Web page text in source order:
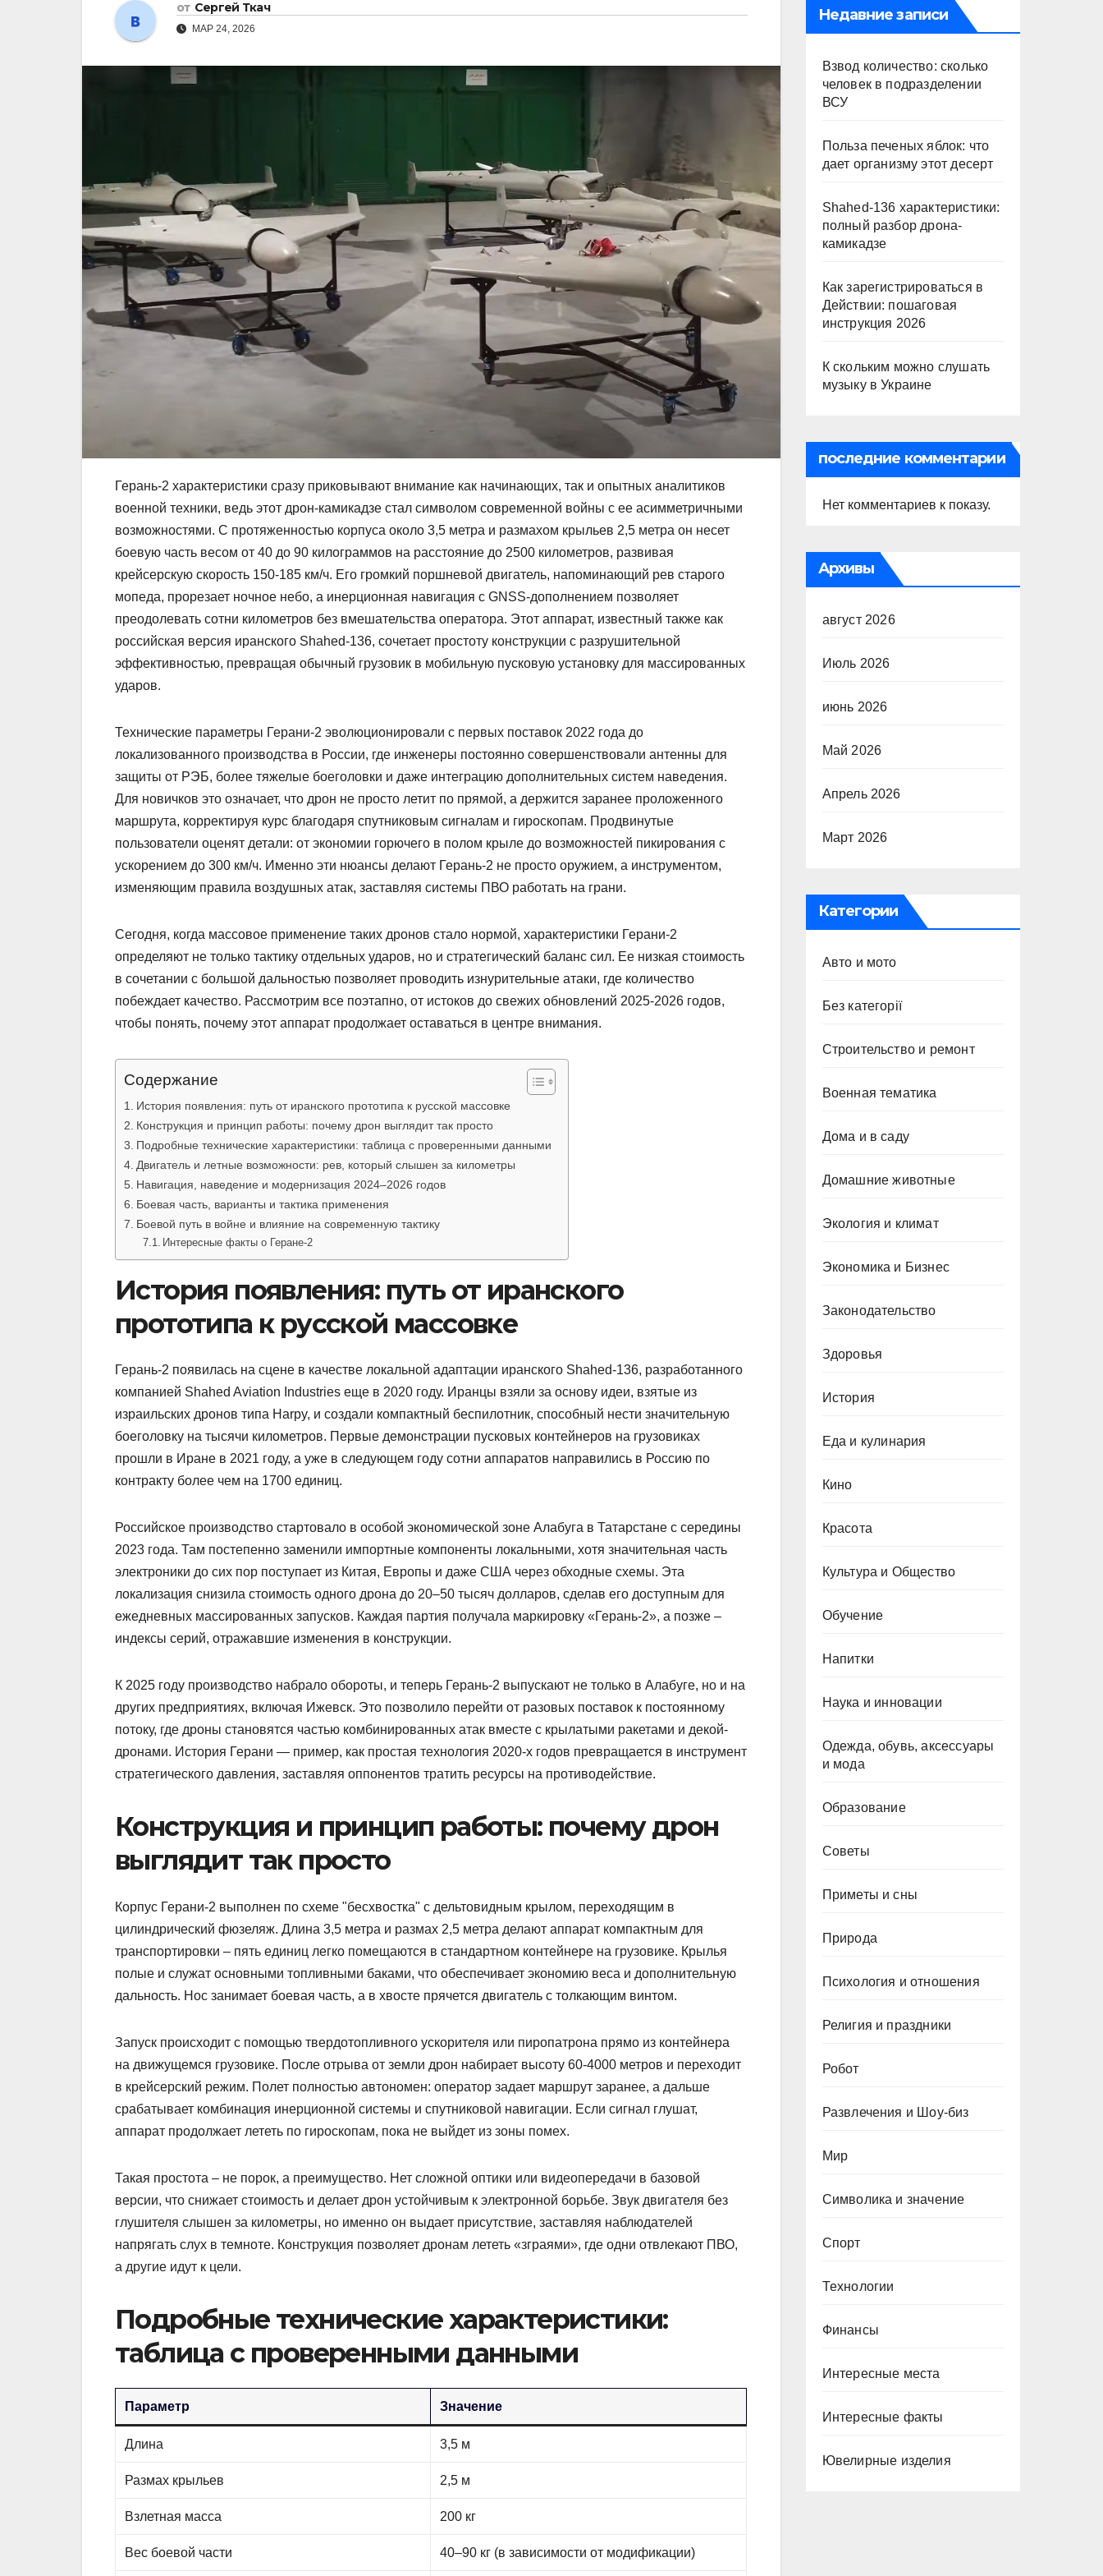
от Сергей Ткач
МАР 24, 2026
Герань-2 характеристики сразу приковывают внимание как начинающих, так и опытных аналитиков
военной техники, ведь этот дрон-камикадзе стал символом современной войны с ее асимметричными
возможностями. С протяженностью корпуса около 3,5 метра и размахом крыльев 2,5 метра он несет
боевую часть весом от 40 до 90 килограммов на расстояние до 2500 километров, развивая
крейсерскую скорость 150-185 км/ч. Его громкий поршневой двигатель, напоминающий рев старого
мопеда, прорезает ночное небо, а инерционная навигация с GNSS-дополнением позволяет
преодолевать сотни километров без вмешательства оператора. Этот аппарат, известный также как
российская версия иранского Shahed-136, сочетает простоту конструкции с разрушительной
эффективностью, превращая обычный грузовик в мобильную пусковую установку для массированных
ударов.
Технические параметры Герани-2 эволюционировали с первых поставок 2022 года до
локализованного производства в России, где инженеры постоянно совершенствовали антенны для
защиты от РЭБ, более тяжелые боеголовки и даже интеграцию дополнительных систем наведения.
Для новичков это означает, что дрон не просто летит по прямой, а держится заранее проложенного
маршрута, корректируя курс благодаря спутниковым сигналам и гироскопам. Продвинутые
пользователи оценят детали: от экономии горючего в полом крыле до возможностей пикирования с
ускорением до 300 км/ч. Именно эти нюансы делают Герань-2 не просто оружием, а инструментом,
изменяющим правила воздушных атак, заставляя системы ПВО работать на грани.
Сегодня, когда массовое применение таких дронов стало нормой, характеристики Герани-2
определяют не только тактику отдельных ударов, но и стратегический баланс сил. Ее низкая стоимость
в сочетании с большой дальностью позволяет проводить изнурительные атаки, где количество
побеждает качество. Рассмотрим все поэтапно, от истоков до свежих обновлений 2025-2026 годов,
чтобы понять, почему этот аппарат продолжает оставаться в центре внимания.
Содержание
История появления: путь от иранского прототипа к русской массовке
Конструкция и принцип работы: почему дрон выглядит так просто
Подробные технические характеристики: таблица с проверенными данными
Двигатель и летные возможности: рев, который слышен за километры
Навигация, наведение и модернизация 2024–2026 годов
Боевая часть, варианты и тактика применения
Боевой путь в войне и влияние на современную тактику
Интересные факты о Геране-2
История появления: путь от иранского
прототипа к русской массовке
Герань-2 появилась на сцене в качестве локальной адаптации иранского Shahed-136, разработанного
компанией Shahed Aviation Industries еще в 2020 году. Иранцы взяли за основу идеи, взятые из
израильских дронов типа Harpy, и создали компактный беспилотник, способный нести значительную
боеголовку на тысячи километров. Первые демонстрации пусковых контейнеров на грузовиках
прошли в Иране в 2021 году, а уже в следующем году сотни аппаратов направились в Россию по
контракту более чем на 1700 единиц.
Российское производство стартовало в особой экономической зоне Алабуга в Татарстане с середины
2023 года. Там постепенно заменили импортные компоненты локальными, хотя значительная часть
электроники до сих пор поступает из Китая, Европы и даже США через обходные схемы. Эта
локализация снизила стоимость одного дрона до 20–50 тысяч долларов, сделав его доступным для
ежедневных массированных запусков. Каждая партия получала маркировку «Герань-2», а позже –
индексы серий, отражавшие изменения в конструкции.
К 2025 году производство набрало обороты, и теперь Герань-2 выпускают не только в Алабуге, но и на
других предприятиях, включая Ижевск. Это позволило перейти от разовых поставок к постоянному
потоку, где дроны становятся частью комбинированных атак вместе с крылатыми ракетами и декой-
дронами. История Герани — пример, как простая технология 2020-х годов превращается в инструмент
стратегического давления, заставляя оппонентов тратить ресурсы на противодействие.
Конструкция и принцип работы: почему дрон
выглядит так просто
Корпус Герани-2 выполнен по схеме "бесхвостка" с дельтовидным крылом, переходящим в
цилиндрический фюзеляж. Длина 3,5 метра и размах 2,5 метра делают аппарат компактным для
транспортировки – пять единиц легко помещаются в стандартном контейнере на грузовике. Крылья
полые и служат основными топливными баками, что обеспечивает экономию веса и дополнительную
дальность. Нос занимает боевая часть, а в хвосте прячется двигатель с толкающим винтом.
Запуск происходит с помощью твердотопливного ускорителя или пиропатрона прямо из контейнера
на движущемся грузовике. После отрыва от земли дрон набирает высоту 60-4000 метров и переходит
в крейсерский режим. Полет полностью автономен: оператор задает маршрут заранее, а дальше
срабатывает комбинация инерционной системы и спутниковой навигации. Если сигнал глушат,
аппарат продолжает лететь по гироскопам, пока не выйдет из зоны помех.
Такая простота – не порок, а преимущество. Нет сложной оптики или видеопередачи в базовой
версии, что снижает стоимость и делает дрон устойчивым к электронной борьбе. Звук двигателя без
глушителя слышен за километры, но именно он выдает присутствие, заставляя наблюдателей
напрягать слух в темноте. Конструкция позволяет дронам лететь «зграями», где одни отвлекают ПВО,
а другие идут к цели.
Подробные технические характеристики:
таблица с проверенными данными
Параметр Значение
Длина 3,5 м
Размах крыльев 2,5 м
Взлетная масса 200 кг
Вес боевой части 40–90 кг (в зависимости от модификации)
Недавние записи
Взвод количество: сколько
человек в подразделении
ВСУ
Польза печеных яблок: что
дает организму этот десерт
Shahed-136 характеристики:
полный разбор дрона-
камикадзе
Как зарегистрироваться в
Действии: пошаговая
инструкция 2026
К скольким можно слушать
музыку в Украине
последние комментарии
Нет комментариев к показу.
Архивы
август 2026
Июль 2026
июнь 2026
Май 2026
Апрель 2026
Март 2026
Категории
Авто и мото
Без категорії
Строительство и ремонт
Военная тематика
Дома и в саду
Домашние животные
Экология и климат
Экономика и Бизнес
Законодательство
Здоровья
История
Еда и кулинария
Кино
Красота
Культура и Общество
Обучение
Напитки
Наука и инновации
Одежда, обувь, аксессуары
и мода
Образование
Советы
Приметы и сны
Природа
Психология и отношения
Религия и праздники
Робот
Развлечения и Шоу-биз
Мир
Символика и значение
Спорт
Технологии
Финансы
Интересные места
Интересные факты
Ювелирные изделия